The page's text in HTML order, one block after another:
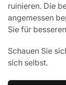
ruinieren. Die
angemessen
Sie für
Schauen Sie
sich selbst.